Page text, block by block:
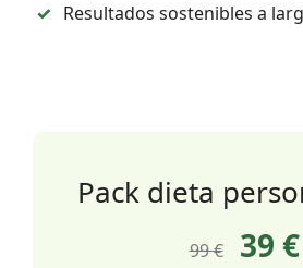
Resultados sostenibles a
Pack dieta
99 € 39 €